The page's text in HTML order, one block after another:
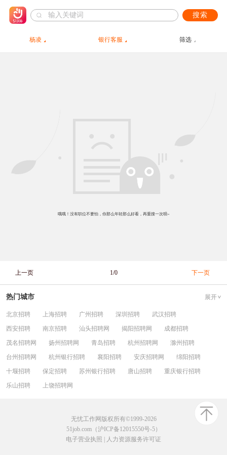
搜索
杨凌 银行客服 筛选
哦哦！没有职位不要怕，你那么年轻那么好看，再重搜一次呗~
上一页 1/0 下一页
热门城市 展开
北京招聘 上海招聘 广州招聘 深圳招聘
武汉招聘
西安招聘
南京招聘 汕头招聘网 揭阳招聘网
成都招聘
茂名招聘网
扬州招聘网 青岛招聘 杭州招聘网
滁州招聘
台州招聘网
杭州银行招聘 襄阳招聘 安庆招聘网
绵阳招聘
十堰招聘
保定招聘 苏州银行招聘 唐山招聘
重庆银行招聘
乐山招聘
上饶招聘网
无忧工作网版权所有©1999-2026
51job.com（沪ICP备12015550号-5）
电子营业执照
人力资源服务许可证